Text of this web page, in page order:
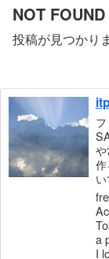
NOT FOUND
投稿が見つかり
や
a
I